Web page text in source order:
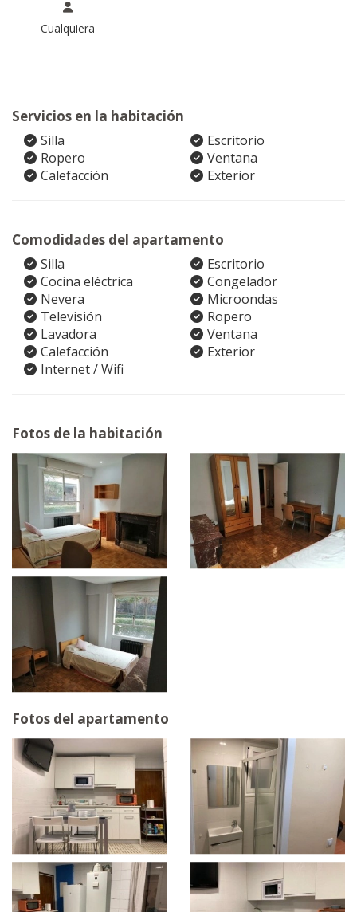
Cualquiera
Servicios en la habitación
Silla
Escritorio
Ropero
Ventana
Calefacción
Exterior
Comodidades del apartamento
Silla
Escritorio
Cocina eléctrica
Congelador
Nevera
Microondas
Televisión
Ropero
Lavadora
Ventana
Calefacción
Exterior
Internet / Wifi
Fotos de la habitación
Fotos del apartamento